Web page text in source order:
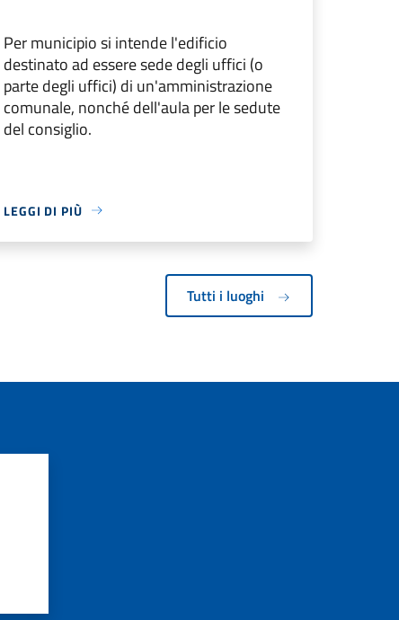
Per municipio si intende l'edificio
destinato ad essere sede degli uffici (o
parte degli uffici) di un'amministrazione
comunale, nonché dell'aula per le sedute
del consiglio.
LEGGI DI PIÙ
Tutti i luoghi